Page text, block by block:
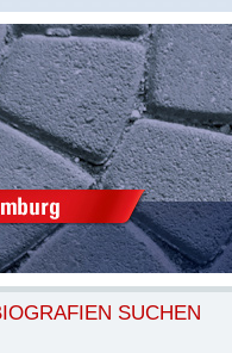
SUCHEN